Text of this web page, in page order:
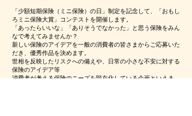
「少額短期保険（ミニ保険）の日」制定を記念して、「おもし
ろミニ保険大賞」コンテストを開催します。
「あったらいいな」「ありそうでなかった」と思う保険をみん
なで考えてみませんか？
新しい保険のアイデアを一般の消費者の皆さまから ご応募いた
だき、優秀作品を決めます。
世相を反映したリスクへの備えや、日常の小さな不安に対する
保険のアイデア等
消費者が考える保険のニーズを顕在化している企画といえま